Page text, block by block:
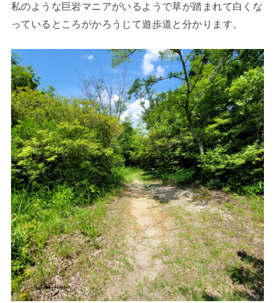
私のような巨岩マニアがいるようで草が踏まれて白くな
っているところがかろうじて遊歩道と分かります。